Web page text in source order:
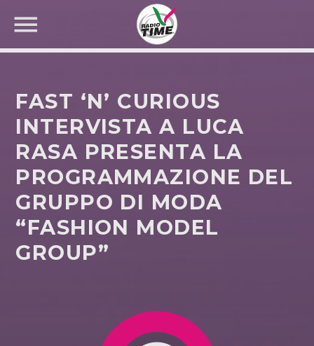
CERCA NEL SITO WEB:
FAST ‘N’ CURIOUS
INTERVISTA A LUCA
RASA PRESENTA LA
PROGRAMMAZIONE DEL
GRUPPO DI MODA
“FASHION MODEL
GROUP”